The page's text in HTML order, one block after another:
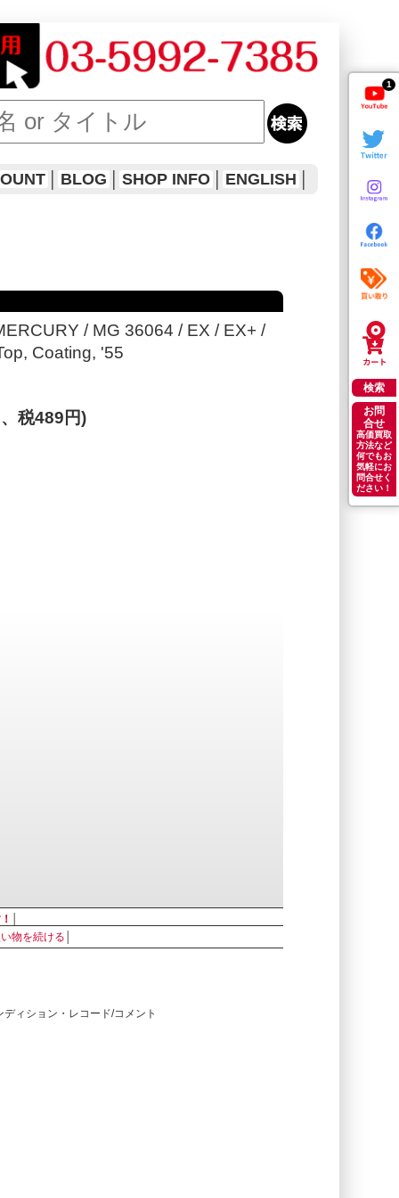
1
検索
お問
合せ
高価買取
方法など
何でもお
気軽にお
問合せく
ださい！
BLOG SHOP INFO ENGLISH
/ MG 36064 / EX / EX+ /
Coating, '55
税489円)
物を続ける
ィション・レコード/コメント